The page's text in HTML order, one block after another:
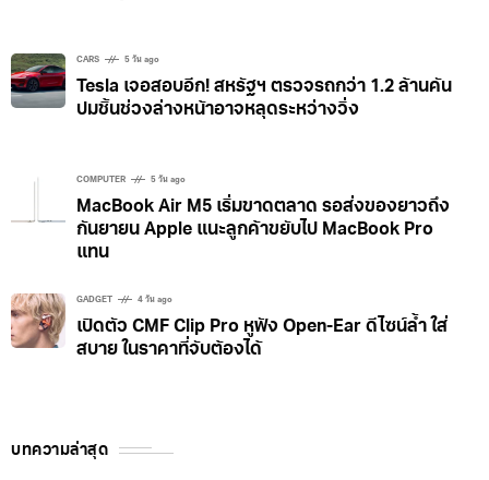
CARS 5 วัน ago
Tesla เจอสอบอีก! สหรัฐฯ ตรวจรถกว่า 1.2 ล้านคัน
ปมชิ้นช่วงล่างหน้าอาจหลุดระหว่างวิ่ง
COMPUTER 5 วัน ago
MacBook Air M5 เริ่มขาดตลาด รอส่งของยาวถึง
กันยายน Apple แนะลูกค้าขยับไป MacBook Pro
แทน
GADGET 4 วัน ago
เปิดตัว CMF Clip Pro หูฟัง Open-Ear ดีไซน์ล้ำ ใส่
สบาย ในราคาที่จับต้องได้
บทความล่าสุด